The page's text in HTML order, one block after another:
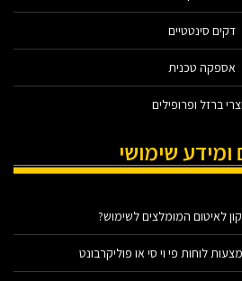
דקים סינטטיים
אספקה טכנית
ברזל ופרופילים
ומידע שימושי
לאיטום המומלצים לשימוש?
לוחות פי וי סי או פוליקרבונט